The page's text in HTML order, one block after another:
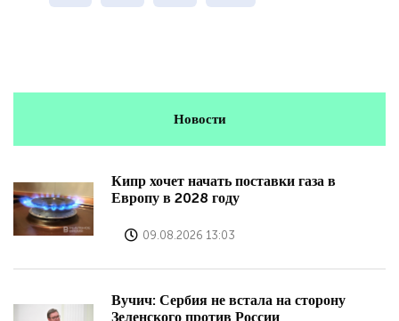
Новости
Кипр хочет начать поставки газа в
Европу в 2028 году
09.08.2026 13:03
Вучич: Сербия не встала на сторону
Зеленского против России